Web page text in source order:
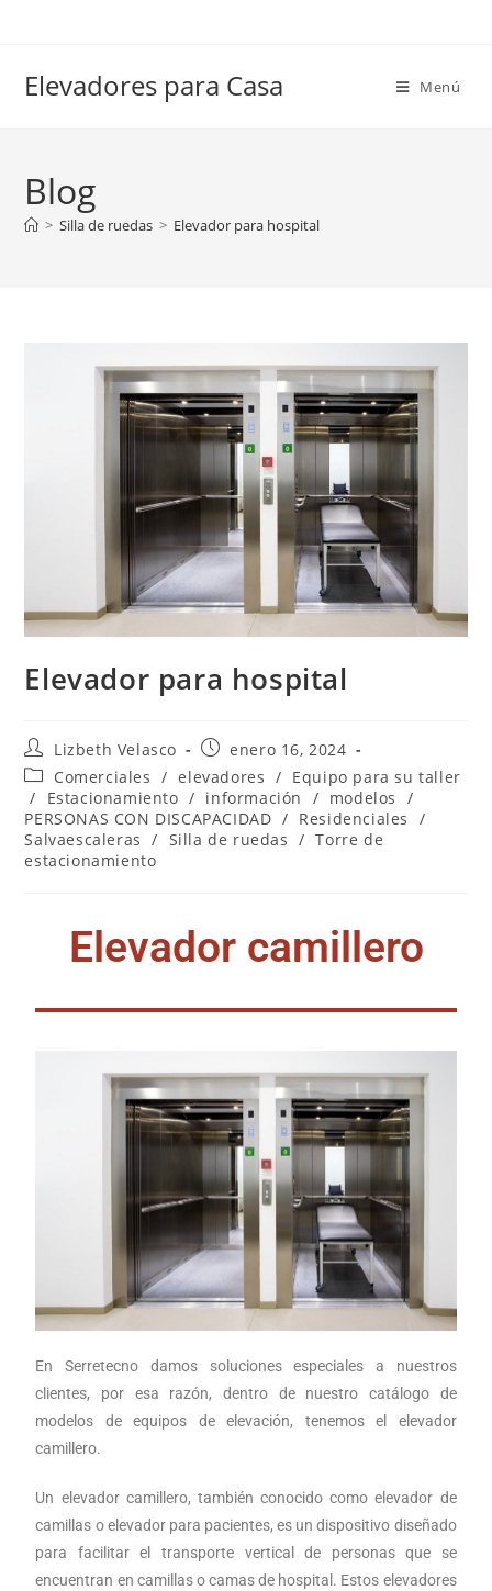
Elevadores para Casa Menú
Blog
> Silla de ruedas > Elevador para hospital
Elevador para hospital
Lizbeth Velasco
enero 16, 2024
Comerciales / elevadores / Equipo para su taller
/
Estacionamiento / información / modelos
/
PERSONAS CON DISCAPACIDAD / Residenciales
/
Salvaescaleras
/ Silla de ruedas / Torre de
estacionamiento
Elevador camillero
En Serretecno damos soluciones especiales a nuestros
clientes, por esa razón, dentro de nuestro catálogo de
modelos de equipos de elevación, tenemos el elevador
camillero.
Un elevador camillero, también conocido como elevador de
camillas o elevador para pacientes, es un dispositivo diseñado
para facilitar el transporte vertical de personas que se
encuentran en camillas o camas de hospital. Estos elevadores